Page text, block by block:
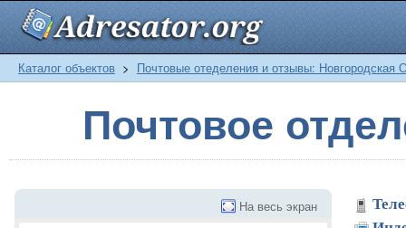
Каталог объектов > Почтовые отеделения и отзывы: Новгородская
Почтовое
На весь экран